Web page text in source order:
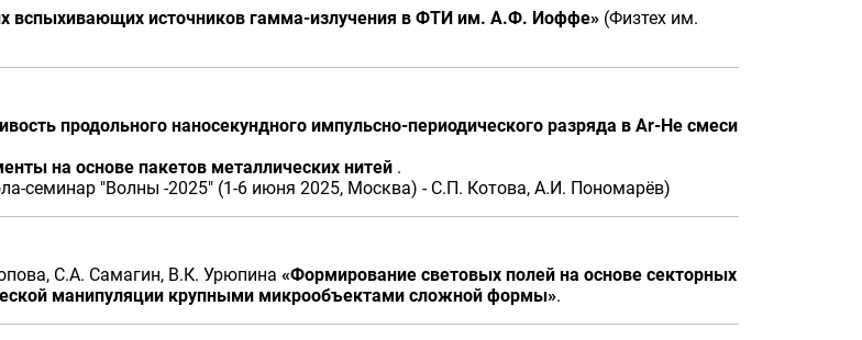
вспыхивающих источников гамма-излучения в ФТИ им. А.Ф. Иоффе» (Физтех им.
продольного наносекундного импульсно-периодического разряда в Ar-He смеси
на основе пакетов металлических нитей .
семинар "Волны -2025" (1-6 июня 2025, Москва) - С.П. Котова, А.И. Пономарёв)
С.А. Самагин, В.К. Урюпина «Формирование световых полей на основе секторных
манипуляции крупными микрообъектами сложной формы».